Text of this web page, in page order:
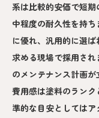
系は比較的安価で短
中程度の耐久性を持
に優れ、汎用的に選
求める現場で採用さ
のメンテナンス計画が
費用感は塗料のラン
準的な目安としてはア